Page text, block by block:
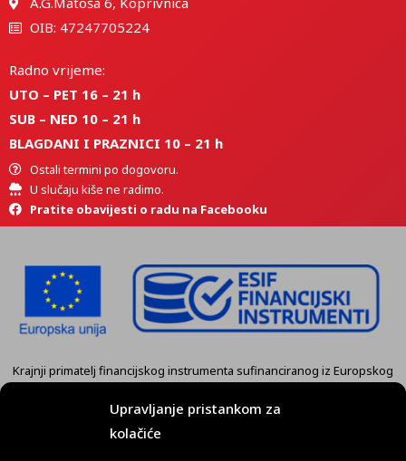
Upravljanje pristankom za
kolačiće
OIB: 47247705224
Radno vrijeme:
UTO – PET 16 – 21 h
SUB – NED 10 – 21 h
BLAGDANI I PRAZNICI 10 – 21 h
Ostali termini po dogovoru.
U slučaju kiše ne radimo.
Pratite obavijesti o radu na Facebooku
Krajnji primatelj financijskog instrumenta sufinanciranog iz Europskog
fonda za regionalni razvoj u sklopu Operativnog programa
„Konkurentnost i kohezija” je tvrtkaKART GRUPA d.o.o. Koprivnica.